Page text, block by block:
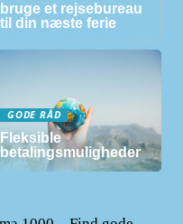
bruge et rejsebureau
til din næste ferie
GODE RÅD
Fleksible
betalingsmuligheder